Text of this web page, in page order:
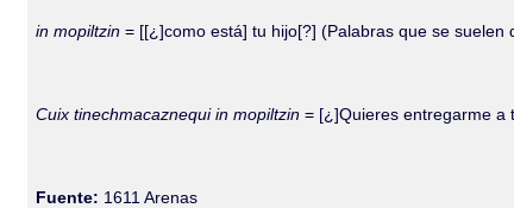
in mopiltzin= [[¿]como está] tu hijo[?] (Palabras que se
Cuix tinechmacaznequi in mopiltzin= [¿]Quieres entregarme a
Fuente: 1611 Arenas